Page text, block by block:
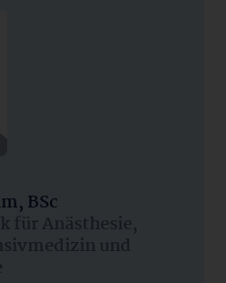
BSc
für Anästhesie,
und